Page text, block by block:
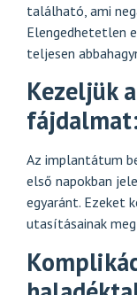
található, ami
Elengedhetetlen
teljesen
Kezeljük
Az implantátum
első napokban
egyaránt. Ezeket
utasításainak